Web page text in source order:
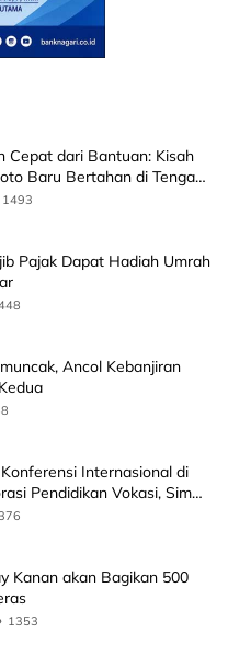
Cepat dari Bantuan: Kisah
Baru Bertahan di Tengah
1493
Pajak Dapat Hadiah Umrah
Ancol Kebanjiran
Internasional di
Pendidikan Vokasi, Simak
Kanan akan Bagikan 500
1353